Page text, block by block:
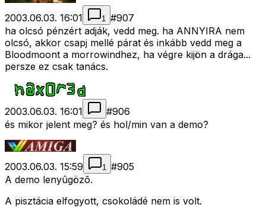
2003.06.03. 16:01 1 #907
ha olcsó pénzért adják, vedd meg. ha ANNYIRA nem
olcsó, akkor csapj mellé párat és inkább vedd meg a
Bloodmoont a morrowindhez, ha végre kijön a drága...
persze ez csak tanács.
2003.06.03. 16:01 #906
és mikor jelent meg? és hol/min van a demo?
2003.06.03. 15:59 1 #905
A demo lenyûgözõ.
A pisztácia elfogyott, csokoládé nem is volt.